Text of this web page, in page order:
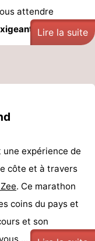
attendre
: ...
Lire la suite
expérience de
côte et à travers
. Ce marathon
coins du pays et
et son